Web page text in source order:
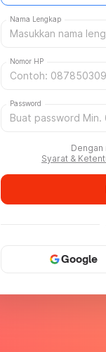
Nama Lengkap
Nomor HP
Password
Dengan
Syarat &
Google